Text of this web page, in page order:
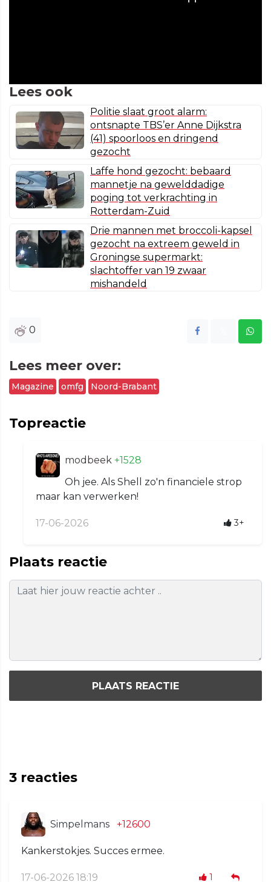
Lees ook
Politie slaat groot alarm:
ontsnapte TBS’er Anne Dijkstra
(41) spoorloos en dringend
gezocht
Laffe hond gezocht: bebaard
mannetje na gewelddadige
poging tot verkrachting in
Rotterdam-Zuid
Drie mannen met broccoli-kapsel
gezocht na extreem geweld in
Groningse supermarkt:
slachtoffer van 19 zwaar
mishandeld
0
Lees meer over:
Magazine omfg Noord-Brabant
Topreactie
modbeek +1528
Oh jee. Als Shell zo'n financiele strop
maar kan verwerken!
17-06-2026 3+
Plaats reactie
PLAATS REACTIE
3 reacties
Simpelmans +12600
Kankerstokjes. Succes ermee.
17-06-2026 18:19 1